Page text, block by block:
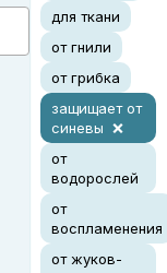
для ткани
от гнили
от грибка
защищает от
синевы
от
водорослей
от
воспламенения
от жуков-